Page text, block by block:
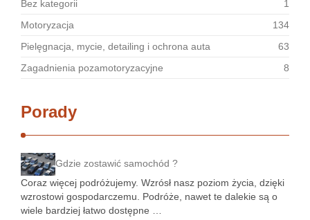
Bez kategorii
1
Motoryzacja
134
Pielęgnacja, mycie, detailing i ochrona auta
63
Zagadnienia pozamotoryzacyjne
8
Porady
Gdzie zostawić samochód ?
Coraz więcej podróżujemy. Wzrósł nasz poziom życia, dzięki
wzrostowi gospodarczemu. Podróże, nawet te dalekie są o
wiele bardziej łatwo dostępne …